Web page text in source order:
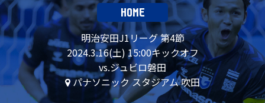
HOME
明治安田J1リーグ 第4節
2024.3.16(土) 15:00キックオフ
vs.ジュビロ磐田
パナソニック スタジアム 吹田